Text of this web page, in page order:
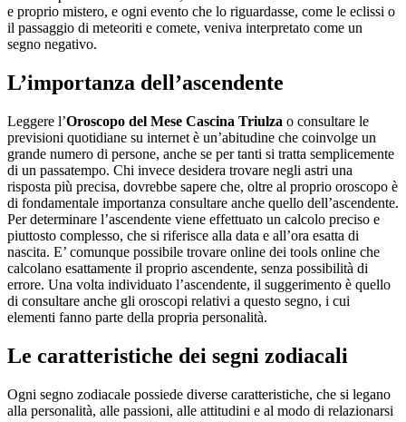
e proprio mistero, e ogni evento che lo riguardasse, come le eclissi o
il passaggio di meteoriti e comete, veniva interpretato come un
segno negativo.
L’importanza dell’ascendente
Leggere l’Oroscopo del Mese Cascina Triulza o consultare le
previsioni quotidiane su internet è un’abitudine che coinvolge un
grande numero di persone, anche se per tanti si tratta semplicemente
di un passatempo. Chi invece desidera trovare negli astri una
risposta più precisa, dovrebbe sapere che, oltre al proprio oroscopo è
di fondamentale importanza consultare anche quello dell’ascendente.
Per determinare l’ascendente viene effettuato un calcolo preciso e
piuttosto complesso, che si riferisce alla data e all’ora esatta di
nascita. E’ comunque possibile trovare online dei tools online che
calcolano esattamente il proprio ascendente, senza possibilità di
errore. Una volta individuato l’ascendente, il suggerimento è quello
di consultare anche gli oroscopi relativi a questo segno, i cui
elementi fanno parte della propria personalità.
Le caratteristiche dei segni zodiacali
Ogni segno zodiacale possiede diverse caratteristiche, che si legano
alla personalità, alle passioni, alle attitudini e al modo di relazionarsi